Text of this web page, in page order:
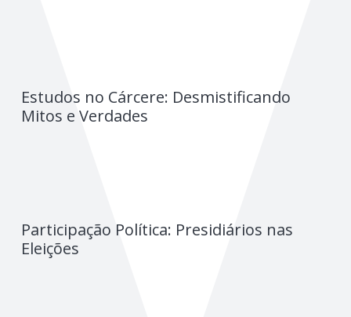
Estudos no Cárcere: Desmistificando
Mitos e Verdades
Participação Política: Presidiários nas
Eleições